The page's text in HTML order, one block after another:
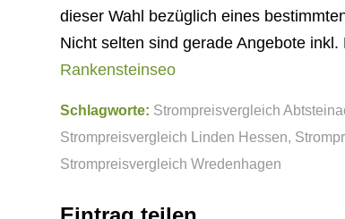
dieser Wahl bezüglich eines
Nicht selten sind gerade Angebote
Rankensteinseo
Schlagworte: Strompreisvergleich
Strompreisvergleich Linden Hessen,
Strompreisvergleich Wredenhagen